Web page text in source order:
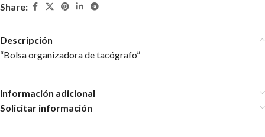
Share:
Descripción
“Bolsa organizadora de tacógrafo”
Información adicional
Solicitar información